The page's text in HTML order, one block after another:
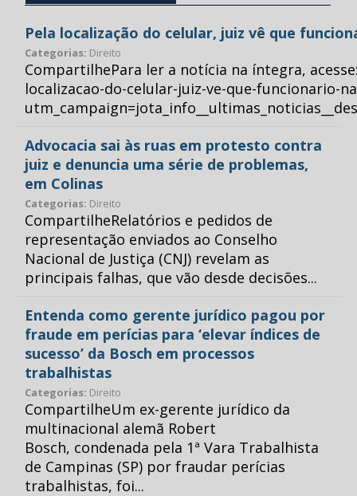
Pela localização do celular, juiz vê que
Categorias: Direito
CompartilhePara ler a notícia na íntegra,
localizacao-do-celular-juiz-ve-que-funcionario-
Advocacia sai às ruas em protesto contra
juiz e denuncia uma série de problemas,
em Colinas
Categorias: Direito
CompartilheRelatórios e pedidos de
representação enviados ao Conselho
Nacional de Justiça (CNJ) revelam as
principais falhas, que vão desde decisões...
Entenda como gerente jurídico pagou por
fraude em perícias para ‘elevar índices de
sucesso’ da Bosch em processos
trabalhistas
Categorias: Direito
CompartilheUm ex-gerente jurídico da
multinacional alemã Robert
Bosch, condenada pela 1ª Vara Trabalhista
de Campinas (SP) por fraudar perícias
trabalhistas, foi...